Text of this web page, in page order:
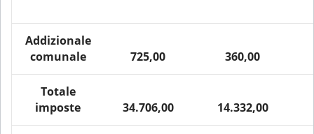
Addizionale
comunale
725,00 360,00
Totale
imposte
34.706,00 14.332,00